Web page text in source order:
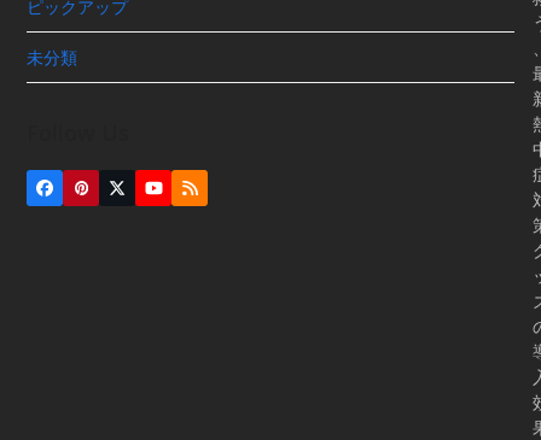
ピックアップ
未分類
Facebook
Pinterest
Twitter
(deprecated)
YouTube
RSS